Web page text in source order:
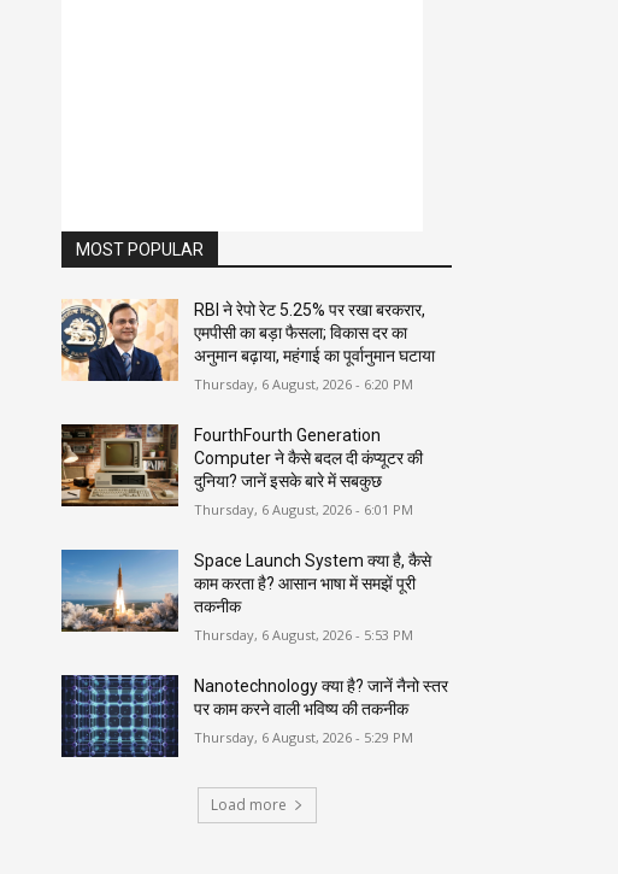
MOST POPULAR
RBI ने रेपो रेट 5.25% पर रखा बरकरार,
एमपीसी का बड़ा फैसला; विकास दर का
अनुमान बढ़ाया, महंगाई का पूर्वानुमान घटाया
Thursday, 6 August, 2026 - 6:20 PM
FourthFourth Generation
Computer ने कैसे बदल दी कंप्यूटर की
दुनिया? जानें इसके बारे में सबकुछ
Thursday, 6 August, 2026 - 6:01 PM
Space Launch System क्या है, कैसे
काम करता है? आसान भाषा में समझें पूरी
तकनीक
Thursday, 6 August, 2026 - 5:53 PM
Nanotechnology क्या है? जानें नैनो स्तर
पर काम करने वाली भविष्य की तकनीक
Thursday, 6 August, 2026 - 5:29 PM
Load more